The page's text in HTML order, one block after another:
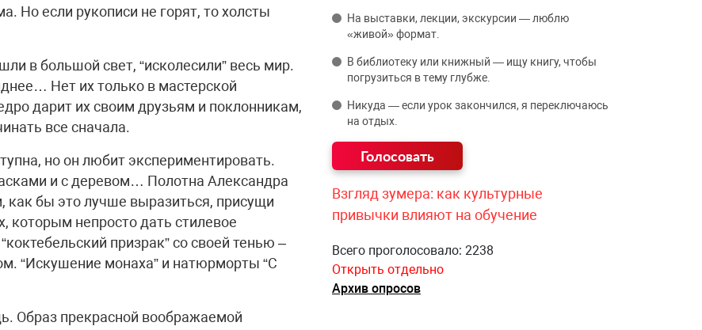
Но если рукописи не горят, то холсты
в большой свет, “исколесили” весь мир.
Нет их только в мастерской
дарит их своим друзьям и поклонникам,
все сначала.
но он любит экспериментировать.
и с деревом… Полотна Александра
бы это лучше выразиться, присущи
которым непросто дать стилевое
призрак” со своей тенью –
“Искушение монаха” и натюрморты “С
Образ прекрасной воображаемой
На выставки, лекции, экскурсии — люблю
«живой» формат.
В библиотеку или книжный — ищу книгу, чтобы
погрузиться в тему глубже.
Никуда — если урок закончился, я переключаюсь
на отдых.
Взгляд зумера: как культурные
привычки влияют на обучение
Всего проголосовало: 2238
Открыть отдельно
Архив опросов